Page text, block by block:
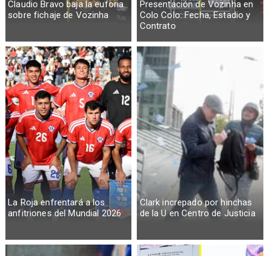
Claudio Bravo baja la euforia
sobre fichaje de Vozinha
Presentación de Vozinha en
Colo Colo: Fecha, Estadio y
Contrato
La Roja enfrentará a los
anfitriones del Mundial 2026
Clark increpado por hinchas
de la U en Centro de Justicia